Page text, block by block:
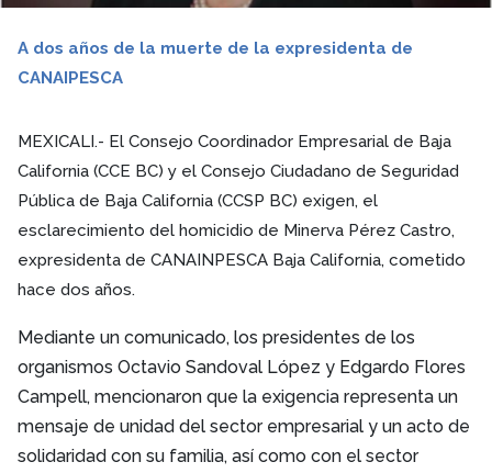
A dos años de la muerte de la expresidenta de
CANAIPESCA
MEXICALI.- El Consejo Coordinador Empresarial de Baja
California (CCE BC) y el Consejo Ciudadano de Seguridad
Pública de Baja California (CCSP BC) exigen, el
esclarecimiento del homicidio de Minerva Pérez Castro,
expresidenta de CANAINPESCA Baja California, cometido
hace dos años.
Mediante un comunicado, los presidentes de los
organismos Octavio Sandoval López y Edgardo Flores
Campell, mencionaron que la exigencia representa un
mensaje de unidad del sector empresarial y un acto de
solidaridad con su familia, así como con el sector